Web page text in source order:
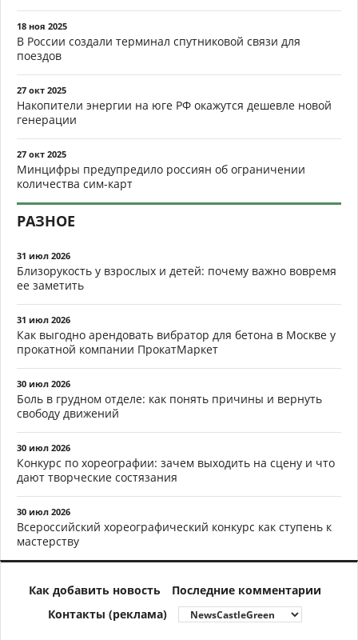
18 ноя 2025
В России создали терминал спутниковой связи для
поездов
27 окт 2025
Накопители энергии на юге РФ окажутся дешевле новой
генерации
27 окт 2025
Минцифры предупредило россиян об ограничении
количества сим-карт
РАЗНОЕ
31 июл 2026
Близорукость у взрослых и детей: почему важно вовремя
ее заметить
31 июл 2026
Как выгодно арендовать вибратор для бетона в Москве у
прокатной компании ПрокатМаркет
30 июл 2026
Боль в грудном отделе: как понять причины и вернуть
свободу движений
30 июл 2026
Конкурс по хореографии: зачем выходить на сцену и что
дают творческие состязания
30 июл 2026
Всероссийский хореографический конкурс как ступень к
мастерству
Как добавить новость
Последние комментарии
Контакты (реклама)